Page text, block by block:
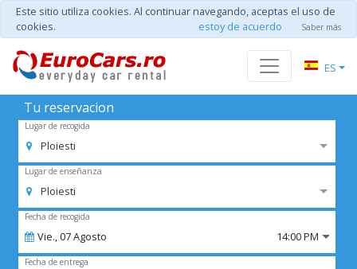
Este sitio utiliza cookies. Al continuar navegando, aceptas el uso de
cookies.
estoy de acuerdo Saber más
ES
Tu reservacion
Lugar de recogida
Ploiesti
Lugar de enseñanza
Ploiesti
Fecha de recogida
Vie.,07Agosto 14:00 PM
Fecha de entrega